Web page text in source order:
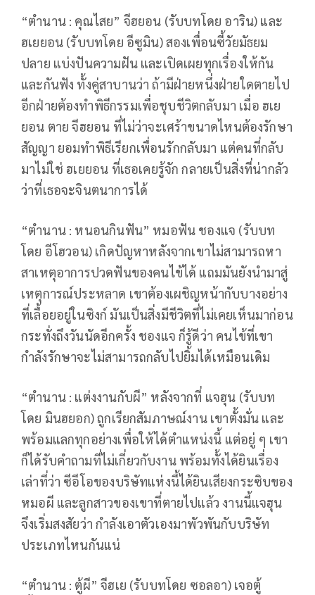
“ตำนาน : คุณไสย” จีฮยอน (รับบทโดย อาริน) และ
ฮเยยอน (รับบทโดย อีซูมิน) สองเพื่อนซี้วัยมัธยม
ปลาย แบ่งปันความฝัน และเปิดเผยทุกเรื่องให้กัน
และกันฟัง ทั้งคู่สาบานว่า ถ้ามีฝ่ายหนึ่งฝ่ายใดตายไป
อีกฝ่ายต้องทำพิธีกรรมเพื่อชุบชีวิตกลับมา เมื่อ ฮเย
ยอน ตาย จีฮยอน ที่ไม่ว่าจะเศร้าขนาดไหนต้องรักษา
สัญญา ยอมทำพิธีเรียกเพื่อนรักกลับมา แต่คนที่กลับ
มาไม่ใช่ ฮเยยอน ที่เธอเคยรู้จัก กลายเป็นสิ่งที่น่ากลัว
ว่าที่เธอจะจินตนาการได้
“ตำนาน : หนอนกินฟัน” หมอฟัน ชองแจ (รับบท
โดย อีโฮวอน) เกิดปัญหาหลังจากเขาไม่สามารถหา
สาเหตุอาการปวดฟันของคนไข้ได้ แถมมันยังนำมาสู่
เหตุการณ์ประหลาด เขาต้องเผชิญหน้ากับบางอย่าง
ที่เลื้อยอยู่ในซิงก์ มันเป็นสิ่งมีชีวิตที่ไม่เคยเห็นมาก่อน
กระทั่งถึงวันนัดอีกครั้ง ชองแจ ก็รู้ดีว่า คนไข้ที่เขา
กำลังรักษาจะไม่สามารถกลับไปยิ้มได้เหมือนเดิม
“ตำนาน : แต่งงานกับผี” หลังจากที่ แจฮุน (รับบท
โดย มินฮยอก) ถูกเรียกสัมภาษณ์งาน เขาตั้งมั่น และ
พร้อมแลกทุกอย่างเพื่อให้ได้ตำแหน่งนี้ แต่อยู่ ๆ เขา
ก็ได้รับคำถามที่ไม่เกี่ยวกับงาน พร้อมทั้งได้ยินเรื่อง
เล่าที่ว่า ซีอีโอของบริษัทแห่งนี้ได้ยินเสียงกระซิบของ
หมอผี และลูกสาวของเขาที่ตายไปแล้ว งานนี้แจฮุน
จึงเริ่มสงสัยว่า กำลังเอาตัวเองมาพัวพันกับบริษัท
ประเภทไหนกันแน่
“ตำนาน : ตู้ผี” จีฮเย (รับบทโดย ซอลอา) เจอตู้